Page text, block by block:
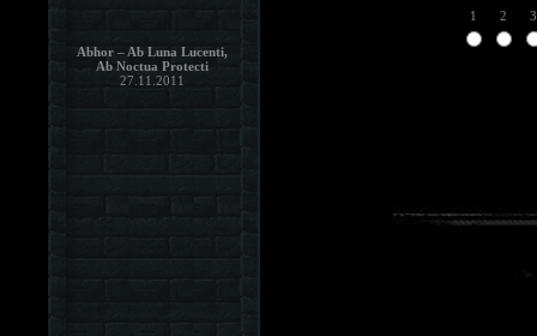
1 2 3
Abhor – Ab Luna Lucenti,
Ab Noctua Protecti
27.11.2011